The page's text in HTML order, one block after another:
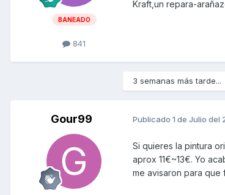
BANEADO
841
Kraft,un repara-
3 semanas más tarde...
Gour99 Publicado 1 de Julio del
Si quieres la pintura
aprox 11€~13€. Yo
me avisaron para que